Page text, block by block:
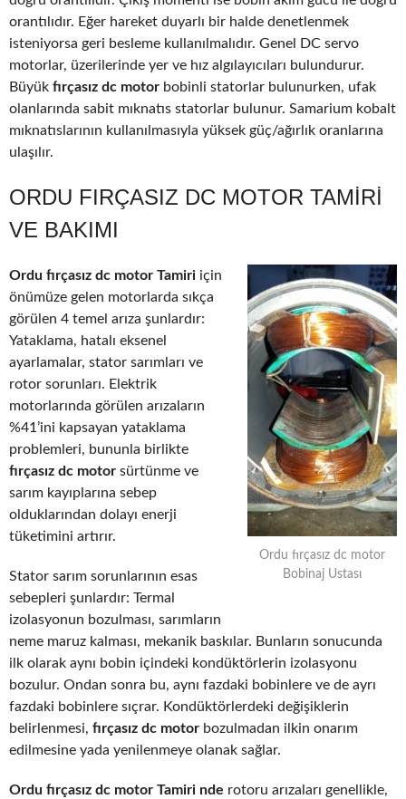
orantılıdır. Eğer hareket duyarlı bir halde denetlenmek
isteniyorsa geri besleme kullanılmalıdır. Genel DC servo
motorlar, üzerilerinde yer ve hız algılayıcıları bulundurur.
Büyük fırçasız dc motor bobinli statorlar bulunurken, ufak
olanlarında sabit mıknatıs statorlar bulunur. Samarium kobalt
mıknatıslarının kullanılmasıyla yüksek güç/ağırlık oranlarına
ulaşılır.
ORDU FIRÇASIZ DC MOTOR TAMIRI
VE BAKIMI
Ordu fırçasız dc motor
Bobinaj Ustası
Ordu fırçasız dc motor Tamiri için
önümüze gelen motorlarda sıkça
görülen 4 temel arıza şunlardır:
Yataklama, hatalı eksenel
ayarlamalar, stator sarımları ve
rotor sorunları. Elektrik
motorlarında görülen arızaların
%41’ini kapsayan yataklama
problemleri, bununla birlikte
fırçasız dc motor sürtünme ve
sarım kayıplarına sebep
olduklarından dolayı enerji
tüketimini artırır.
Stator sarım sorunlarının esas
sebepleri şunlardır: Termal
izolasyonun bozulması, sarımların
neme maruz kalması, mekanik baskılar. Bunların sonucunda
ilk olarak aynı bobin içindeki kondüktörlerin izolasyonu
bozulur. Ondan sonra bu, aynı fazdaki bobinlere ve de ayrı
fazdaki bobinlere sıçrar. Kondüktörlerdeki değişiklerin
belirlenmesi, fırçasız dc motor bozulmadan ilkin onarım
edilmesine yada yenilenmeye olanak sağlar.
Ordu fırçasız dc motor Tamiri nde rotoru arızaları genellikle,